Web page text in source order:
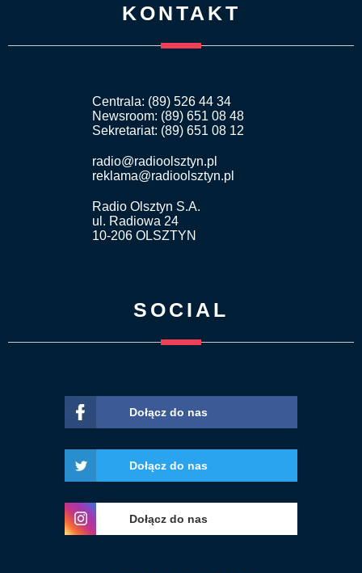
KONTAKT
Centrala: (89) 526 44 34
Newsroom: (89) 651 08 48
Sekretariat: (89) 651 08 12
radio@radioolsztyn.pl
reklama@radioolsztyn.pl
Radio Olsztyn S.A.
ul. Radiowa 24
10-206 OLSZTYN
SOCIAL
Dołącz do nas
Dołącz do nas
Dołącz do nas